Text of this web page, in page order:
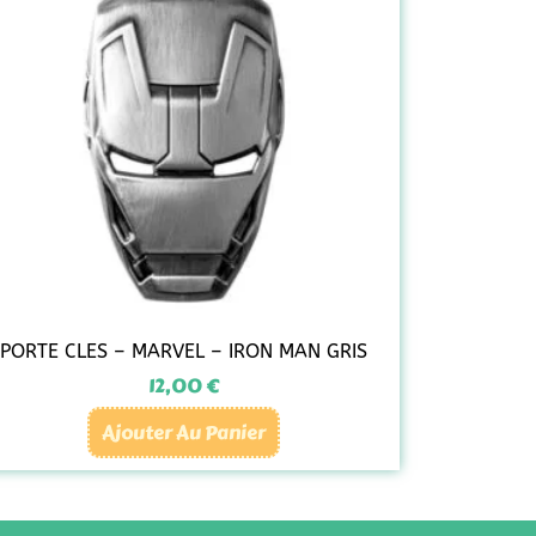
PORTE CLES – MARVEL – IRON MAN GRIS
12,00€
Ajouter Au Panier